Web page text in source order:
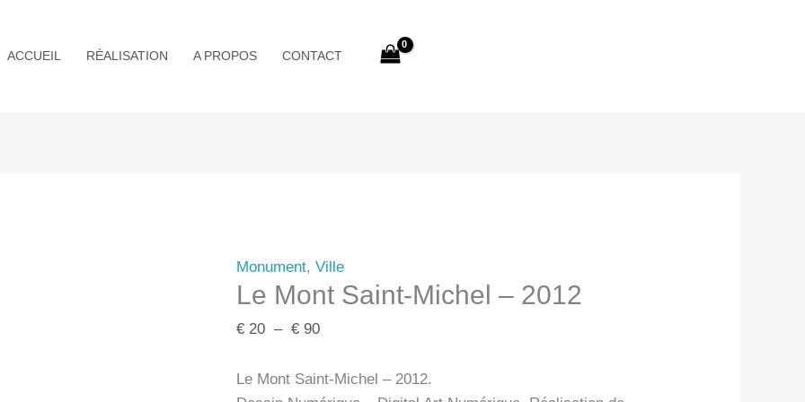
ACCUEIL RÉALISATION A PROPOS CONTACT
Monument, Ville
Le Mont Saint-Michel – 2012
€20 – €90
prix :
Le Mont Saint-Michel – 2012.